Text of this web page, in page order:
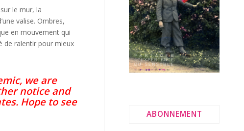
le mur, la
valise. Ombres,
en mouvement qui
de ralentir pour mieux
we are
notice and
Hope to see
ABONNEMENT